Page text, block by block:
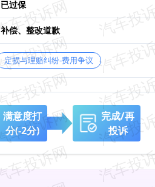
已过保
补偿、 整改道歉
定损与理赔纠纷-费用争议
满意度打
分(-2分)
完成/再
投诉